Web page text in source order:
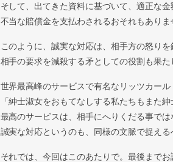
そして、出てきた資料に基づいて、適正な金
不当な賠償金を支払わされるおそれもありま
このように、誠実な対応は、相手方の怒りを
相手の要求を減殺する矛としての役割も果た
世界最高峰のサービスで有名なリッツカール
「紳士淑女をおもてなしする私たちもまた
最高のサービスは、相手にへりくだる事では
誠実な対応というのも、同様の文脈で捉える
それでは、今回はこのあたりで。最後まで